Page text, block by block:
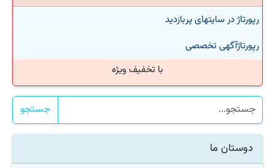
رپورتاژ در سایتهای پربازدید
رپورتاژآگهی تخصصی
با تخفیف ویژه
جستجو
دوستان ما